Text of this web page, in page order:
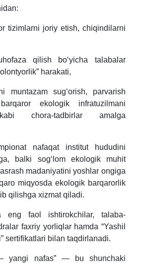
tizimlarni joriy etish, chiqindilarni
qilish boʻyicha talabalar
harakati,
muntazam sugʻorish, parvarish
ekologik infratuzilmani
chora-tadbirlar amalga
nafaqat institut hududini
balki sogʻlom ekologik muhit
madaniyatini yoshlar ongiga
miqyosda ekologik barqarorlik
qilishga xizmat qiladi.
eng faol ishtirokchilar, talaba-
faxriy yorliqlar hamda “Yashil
sertifikatlari bilan taqdirlanadi.
yangi nafas” — bu shunchaki